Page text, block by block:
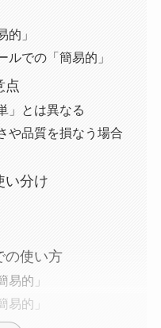
的」
ルでの「簡易的」
点
」とは異なる
や品質を損なう場合
い分け
の使い方
易的」
易的」